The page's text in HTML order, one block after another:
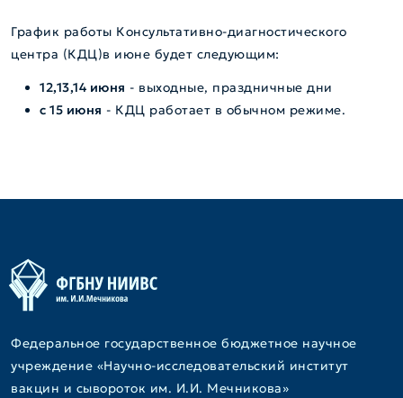
График работы Консультативно-диагностического
центра (КДЦ)в июне будет следующим:
12,13,14 июня - выходные, праздничные дни
с 15 июня - КДЦ работает в обычном режиме.
Федеральное государственное бюджетное научное
учреждение «Научно-исследовательский институт
вакцин и сывороток им. И.И. Мечникова»